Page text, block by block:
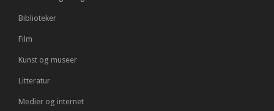
Biblioteker
Film
Kunst og museer
Litteratur
Medier og internet